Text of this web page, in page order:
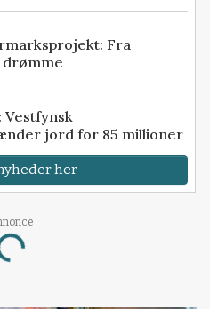
Fra
Vestfynsk
jord for 85 millioner
her